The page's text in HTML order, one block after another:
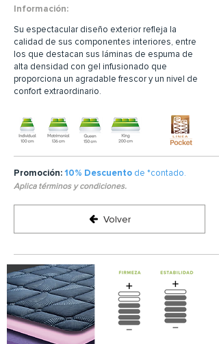
Información:
Su espectacular diseño exterior refleja la
calidad de sus componentes interiores, entre
los que destacan sus láminas de espuma de
alta densidad con gel infusionado que
proporciona un agradable frescor y un nivel de
confort extraordinario.
Promoción:10% Descuento de *contado.
Aplica términos y condiciones.
Volver